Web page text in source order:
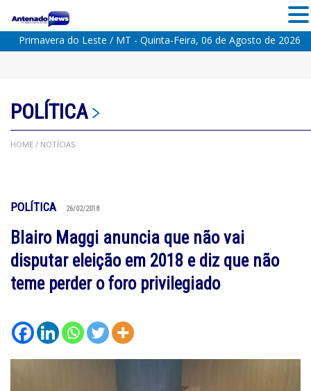
Primavera do Leste / MT - Quinta-Feira, 06 de Agosto de 2026
POLÍTICA
HOME / NOTÍCIAS
POLÍTICA 26/02/2018
Blairo Maggi anuncia que não vai
disputar eleição em 2018 e diz que não
teme perder o foro privilegiado